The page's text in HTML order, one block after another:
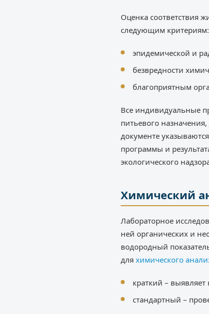
Оценка соответствия
следующим критериям:
эпидемической и
безвредности
благоприятным
Все индивидуальные
питьевого
документе
программы и
экологического
Химический
Лабораторное
ней органических и
водородный
для химического
краткий –
стандартный –